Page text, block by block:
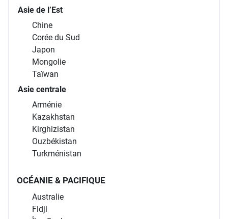
Asie de l’Est
Chine
Corée du Sud
Japon
Mongolie
Taïwan
Asie centrale
Arménie
Kazakhstan
Kirghizistan
Ouzbékistan
Turkménistan
OCÉANIE & PACIFIQUE
Australie
Fidji